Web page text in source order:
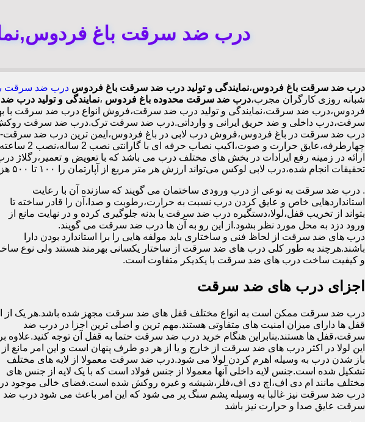
درب ضد سرقت باغ
درب ضد سرقت باغ فردوس،نمایندگی و تولید درب ضد سرقت باغ فردوس درب ضد سرقت
شبانه روزی کارگران مجرب،درب ضد سرقت محدوده باغ فردوس ،نمایندگی و تولید درب
فردوس،درب ضد سرقت،نمایندگی و تولید درب ضد سرقت،فروش انواع درب ضد سرقت با
سرقت،درب داخلی و ضد حریق ایرانی و وارداتی.درب ضد سرقت ترک.درب ضد سرقت روکش
ارائه در زمینه رفع ایرادات در بخش های مختلف درب می باشد که با تعویض و
تحقیقات انجام شده،درب لابی لوکس می‌تواند ارزش هر متر مربع از آپارتمان را ۱۰۰ تا ۵۰۰ هزار تومان افزایش دهد،درب ضد سرقت چینی در باغ فردوس،
. درب ضد سرقت به نوعی از درب ورودی ساختمان می گویند که سازنده آن با رعایت
استانداردهایی خاص و عایق کردن درب نسبت به حرارت،رطوبت و صدا،آن را قادر ساخته تا
بتواند از تخریب قفل،لولا،دستگیره درب ضد سرقت یا بدنه جلوگیری کرده و در نهایت مانع از
ورود دزد به محل مورد نظر بشود.از این رو به آن ها درب ضد سرقت می گویند.
درب های ضد سرقت از لحاظ فنی و ساختاری باید مولفه هایی را برا استاندارد بودن دارا
باشند.هرچند به طور کلی درب های ضد سرقت از ساختار یکسانی بهرمند هستند ولی نوع
و کیفیت ساخت درب های ضد سرقت با یکدیکر متفاوت است.
اجزای درب های ضد سرقت
درب ضد سرقت ممکن است به انواع مختلف قفل های ضد سرقت مجهز شده باشد.هر یک از
قفل ها دارای میزان امنیت های متفاوتی هستند.مهم ترین و اصلی ترین اجزا در درب ضد
سرقت،قفل ها هستند.بنابراین هنگام خرید درب ضد سرقت حتما به قفل آن توجه کنید.علاوه بر
این لولا در اکثر درب های ضد سرقت از خارج و یا از هر دو طرف پنهان است و این امر مانع از
باز شدن درب به وسیله اهرم کردن لولا می شود.درب ضد سرقت معمولا از لایه های مختلف
تشکیل شده است.جنس لایه داخلی آنها معمولا از جنس فولاد است که با یک لایه از جنس های
مختلف مانند ام دی اف،اچ دی اف،فلز،شیشه و غیره روکش شده است.فضای خالی موجود در
درب ضد سرقت نیز غالبا به وسیله پشم سنگ پر می شود که این امر باعث می شود درب ضد
سرقت عایق صدا و حرارت نیز باشد